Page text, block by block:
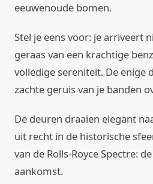
eeuwenoude bomen.
Stel je eens voor: je arriveert
geraas van een krachtige
volledige sereniteit. De enige
zachte geruis van je banden
De deuren draaien elegant
uit recht in de historische
van de Rolls-Royce Spectre:
aankomst.